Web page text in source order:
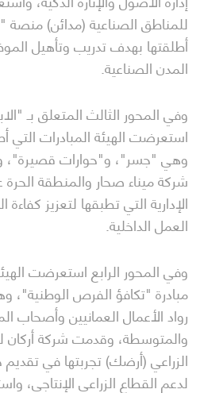
للمناطق الصناعية (مدائن) منصة
أطلقتها بهدف تدريب وتأهيل
المدن الصناعية.
وفي المحور الثالث المتعلق بـ
استعرضت الهيئة المبادرات التي
وهي "جسر"، و"حوارات قصيرة"،
شركة ميناء صحار والمنطقة
الإدارية التي تطبقها لتعزيز
العمل الداخلية.
وفي المحور الرابع استعرضت
مبادرة "تكافؤ الفرص الوطنية"،
رواد الأعمال العمانيين وأصحاب
والمتوسطة، وقدمت شركة أركان
الزراعي (أرضك) تجربتها في
لدعم القطاع الزراعي الإنتاجي،